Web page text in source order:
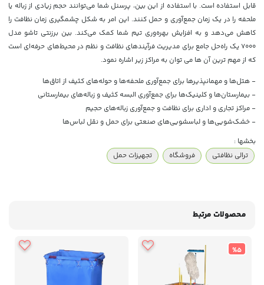
قابل استفاده است. با استفاده از این بین، پرسنل شما می‌توانند حجم زیادی از زباله یا
ملحفه را در یک زمان جمع‌آوری و حمل کنند. این امر به شکل چشمگیری زمان نظافت را
کاهش می‌دهد و به افزایش بهره‌وری تیم شما کمک می‌کند. بین برزنتی تاشو مدل
7000 یک راه‌حل جامع برای مدیریت فرآیندهای نظافت و نظم در محیط‌های حرفه‌ای است
که از مهم ترین آن ها می توان به مراکز زیر اشاره نمود.
- هتل‌ها و مهمانپذیرها برای جمع‌آوری ملحفه‌ها و حوله‌های کثیف از اتاق‌ها
- بیمارستان‌ها و کلینیک‌ها برای جمع‌آوری البسه کثیف و زباله‌های بیمارستانی
- مراکز تجاری و اداری برای نظافت و جمع‌آوری زباله‌های حجیم
- خشک‌شویی‌ها و لباسشویی‌های صنعتی برای حمل و نقل لباس‌ها
بخشها :
ترالی نظافتی
فروشگاه تجهیزات حمل
محصولات مرتبط
%5